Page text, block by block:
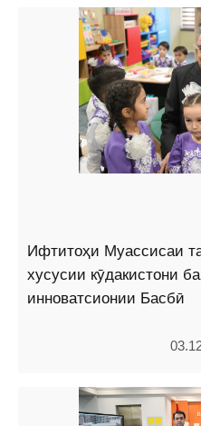
Ифтитоҳи Муассисаи
хусусии кӯдакистони
инноватсионии Басбӣ